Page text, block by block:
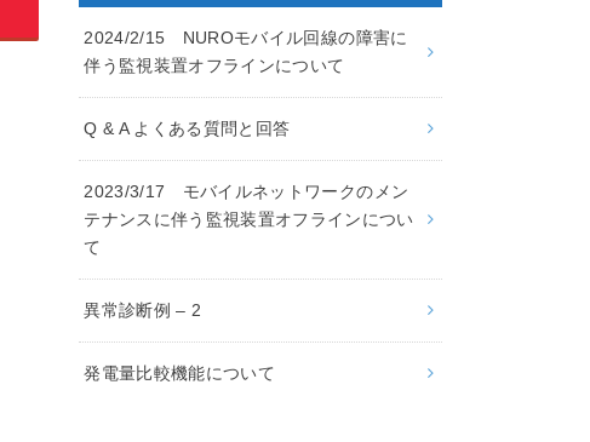
2024/2/15 NUROモバイル回線の障害に
伴う監視装置オフラインについて
Q & A よくある質問と回答
2023/3/17 モバイルネットワークのメン
テナンスに伴う監視装置オフラインについ
て
異常診断例 – 2
発電量比較機能について